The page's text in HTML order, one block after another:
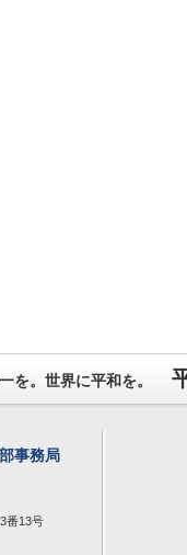
を。世界に平和を。
事務局
番13号